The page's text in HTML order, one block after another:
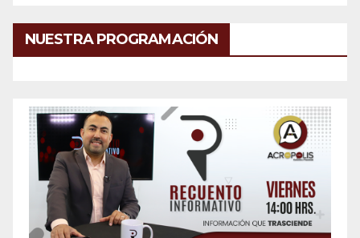
NUESTRA PROGRAMACIÓN